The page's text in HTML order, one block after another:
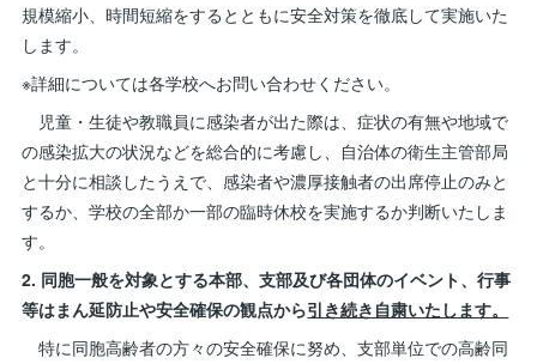
規模縮小、時間短縮をするとともに安全対策を徹底して実施いた
します。
※詳細については各学校へお問い合わせください。
児童・生徒や教職員に感染者が出た際は、症状の有無や地域で
の感染拡大の状況などを総合的に考慮し、自治体の衛生主管部局
と十分に相談したうえで、感染者や濃厚接触者の出席停止のみと
するか、学校の全部か一部の臨時休校を実施するか判断いたしま
す。
2. 同胞一般を対象とする本部、支部及び各団体のイベント、行事
等はまん延防止や安全確保の観点から引き続き自粛いたします。
特に同胞高齢者の方々の安全確保に努め、支部単位での高齢同